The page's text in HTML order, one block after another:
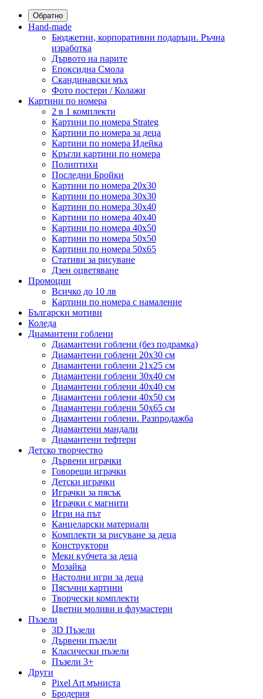
Обратно
Hand-made
Бюджетни, корпоративни подаръци. Ръчна
изработка
Дървото на парите
Епоксидна Смола
Скандинавски мъх
Фото постери / Колажи
Картини по номера
2 в 1 комплекти
Картини по номера Strateg
Картини по номера за деца
Картини по номера Идейка
Кръгли картини по номера
Полиптихи
Последни Бройки
Картини по номера 20x30
Картини по номера 30x30
Картини по номера 30x40
Картини по номера 40x40
Картини по номера 40x50
Картини по номера 50x50
Картини по номера 50x65
Стативи за рисуване
Дзен оцветяване
Промоции
Всичко до 10 лв
Картини по номера с намаление
Български мотиви
Коледа
Диамантени гоблени
Диамантени гоблени (без подрамка)
Диамантени гоблени 20x30 см
Диамантени гоблени 21x25 см
Диамантени гоблени 30x40 см
Диамантени гоблени 40x40 см
Диамантени гоблени 40x50 см
Диамантени гоблени 50x65 см
Диамантени гоблени. Разпродажба
Диамантени мандали
Диамантени тефтери
Детско творчество
Дървени играчки
Говорещи играчки
Детски играчки
Играчки за пясък
Играчки с магнити
Игри на път
Канцеларски материали
Комплекти за рисуване за деца
Конструктори
Меки кубчета за деца
Мозайка
Настолни игри за деца
Пясъчни картини
Творчески комплекти
Цветни моливи и флумастери
Пъзели
3D Пъзели
Дървени пъзели
Класически пъзели
Пъзели 3+
Други
Pixel Art мъниста
Бродерия